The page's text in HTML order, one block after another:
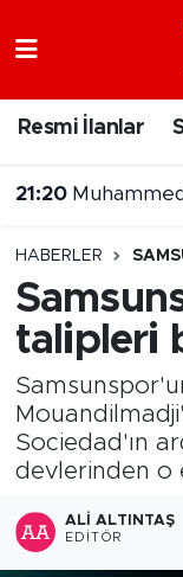
Resmi İlanlar
20:43 Şehit
HABERLER
talipleri
Sociedad'ın
devlerinden o
ALI ALTINTAŞ
EDITÖR
Süper Lig
Tüm
Son Dakika
Haber Arşivi